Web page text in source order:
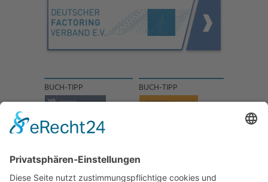
BUCH-TIPP BUCH-TIPP